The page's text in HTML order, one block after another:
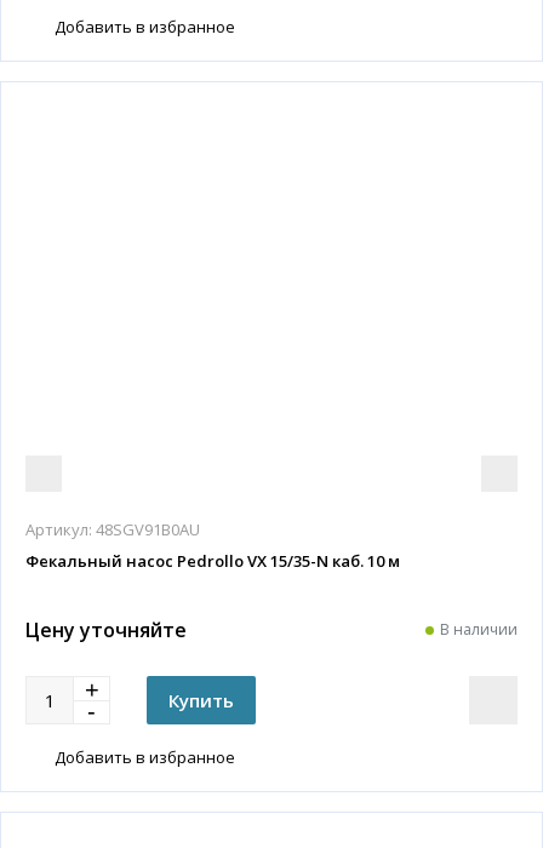
Добавить в избранное
Артикул: 48SGV91B0AU
Фекальный насос Pedrollo VX 15/35-N каб. 10 м
Цену уточняйте В наличии
Добавить в избранное